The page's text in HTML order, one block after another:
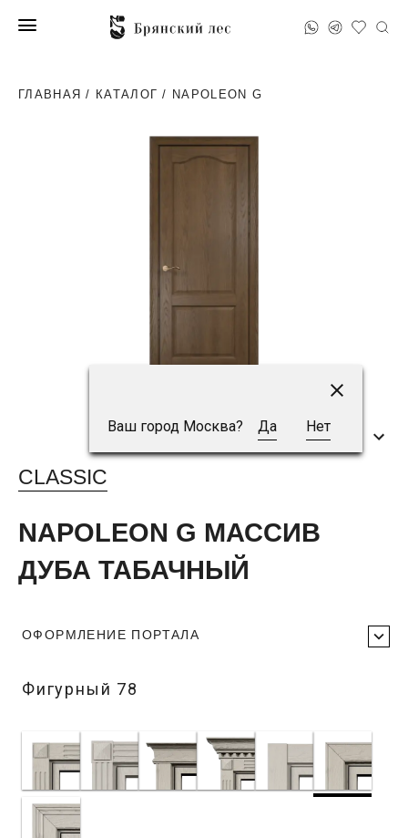
Ваш город Москва? Да Нет
ГЛАВНАЯ / КАТАЛОГ / NAPOLEON G
CLASSIC
NAPOLEON G МАССИВ
ДУБА ТАБАЧНЫЙ
ОФОРМЛЕНИЕ ПОРТАЛА
Фигурный 78